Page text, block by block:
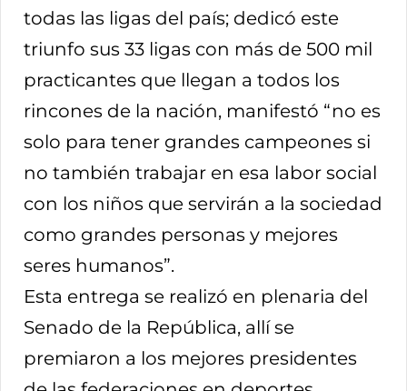
todas las ligas del país; dedicó este
triunfo sus 33 ligas con más de 500 mil
practicantes que llegan a todos los
rincones de la nación, manifestó “no es
solo para tener grandes campeones si
no también trabajar en esa labor social
con los niños que servirán a la sociedad
como grandes personas y mejores
seres humanos”.
Esta entrega se realizó en plenaria del
Senado de la República, allí se
premiaron a los mejores presidentes